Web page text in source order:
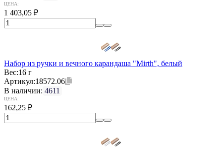
ЦЕНА:
1 403,05 ₽
Набор из ручки и вечного карандаша "Mirth", белый
Вес:16 г
Артикул:18572.06
В наличии: 4611
ЦЕНА:
162,25 ₽